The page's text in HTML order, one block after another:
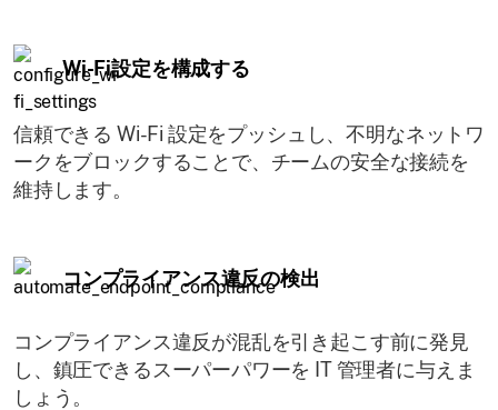
Wi-Fi設定を構成する
信頼できる Wi-Fi 設定をプッシュし、不明なネットワ
ークをブロックすることで、チームの安全な接続を
維持します。
コンプライアンス違反の検出
コンプライアンス違反が混乱を引き起こす前に発見
し、鎮圧できるスーパーパワーを IT 管理者に与えま
しょう。